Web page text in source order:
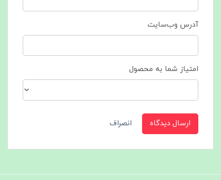
آدرس وب‌سایت
امتیاز شما به محصول
ارسال دیدگاه انصراف